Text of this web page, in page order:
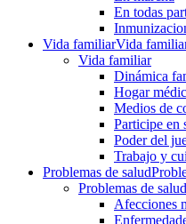
En todas
Vida familiarVida
Vida familiar
Dinámica
Hogar
Medios de
Participe en
Poder del
Trabajo y
Problemas de salud
Problemas de salud
Afecciones